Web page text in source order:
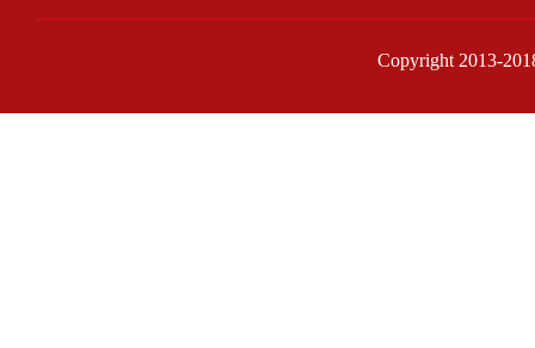
Copyright 2013-